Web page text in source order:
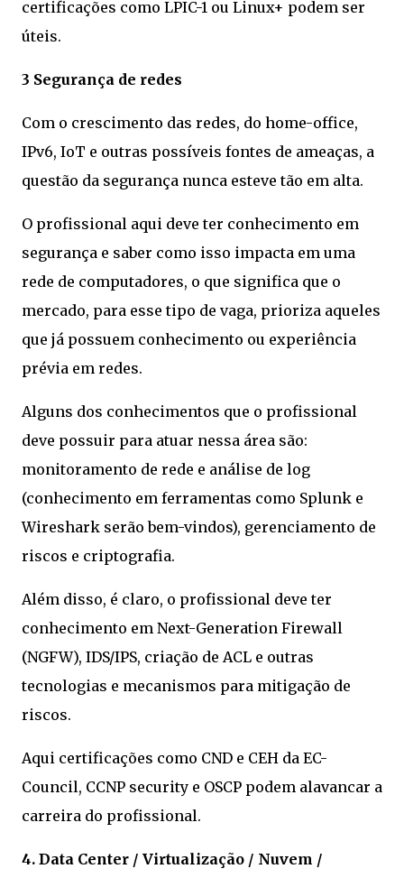
certificações como LPIC-1 ou Linux+ podem ser
úteis.
3 Segurança de redes
Com o crescimento das redes, do home-office,
IPv6, IoT e outras possíveis fontes de ameaças, a
questão da segurança nunca esteve tão em alta.
O profissional aqui deve ter conhecimento em
segurança e saber como isso impacta em uma
rede de computadores, o que significa que o
mercado, para esse tipo de vaga, prioriza aqueles
que já possuem conhecimento ou experiência
prévia em redes.
Alguns dos conhecimentos que o profissional
deve possuir para atuar nessa área são:
monitoramento de rede e análise de log
(conhecimento em ferramentas como Splunk e
Wireshark serão bem-vindos), gerenciamento de
riscos e criptografia.
Além disso, é claro, o profissional deve ter
conhecimento em Next-Generation Firewall
(NGFW), IDS/IPS, criação de ACL e outras
tecnologias e mecanismos para mitigação de
riscos.
Aqui certificações como CND e CEH da EC-
Council, CCNP security e OSCP podem alavancar a
carreira do profissional.
4. Data Center / Virtualização / Nuvem /